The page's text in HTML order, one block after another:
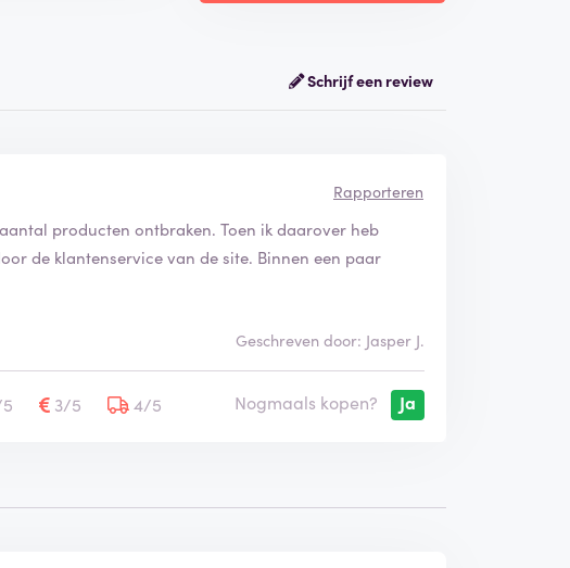
Schrijf een review
Rapporteren
producten ontbraken. Toen ik daarover heb
de klantenservice van de site. Binnen een paar
Geschreven door: Jasper J.
3/5 4/5 Nogmaals kopen? Ja